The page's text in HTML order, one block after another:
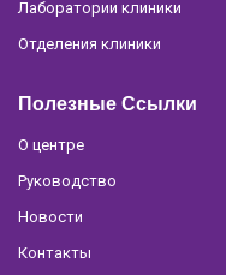
Лаборатории клиники
Отделения клиники
Полезные Ссылки
О центре
Руководство
Новости
Контакты